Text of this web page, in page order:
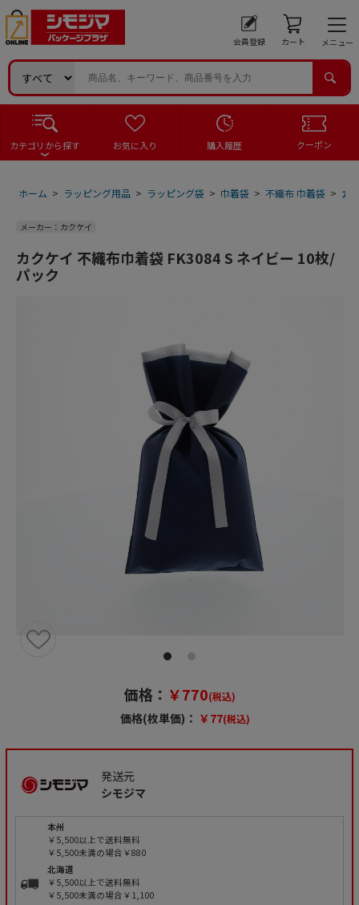
会員登録 カート メニュー
カテゴリから探す お気に入り 購入履歴 クーポン
ホーム > ラッピング用品 > ラッピング袋 > 巾着袋 > 不織布 巾着袋 > カ
メーカー：カクケイ
カクケイ 不織布巾着袋 FK3084 S ネイビー 10枚/
パック
価格： ￥770(税込)
価格(枚単価)： ￥77(税込)
発送元
シモジマ
本州
￥5,500以上で送料無料
￥5,500未満の場合￥880
北海道
￥5,500以上で送料無料
￥5,500未満の場合￥1,100